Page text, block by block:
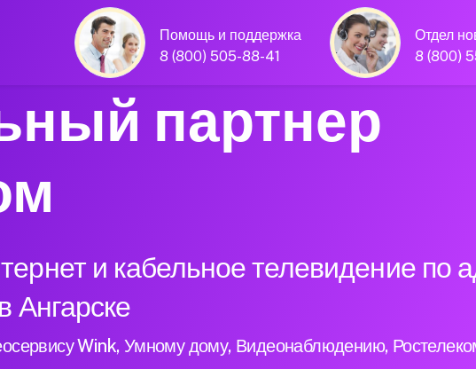
Помощь и поддержка
8 (800) 505-88-41
Отдел
8 (800)
партнер
и кабельное телевидение по
Ангарске
Wink, Умному дому, Видеонаблюдению,